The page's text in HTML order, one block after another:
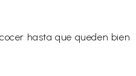
hasta que queden bien